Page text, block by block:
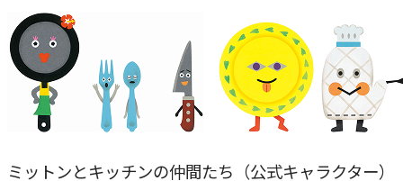
ミットンとキッチンの仲間たち（公式キャラクター）